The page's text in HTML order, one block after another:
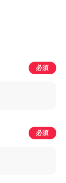
必須
必須